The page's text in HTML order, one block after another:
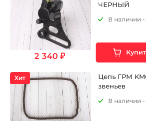
2 340 ₽
ЧЕРНЫЙ
В наличии -
Хит
Цепь ГРМ
звеньев
В наличии -